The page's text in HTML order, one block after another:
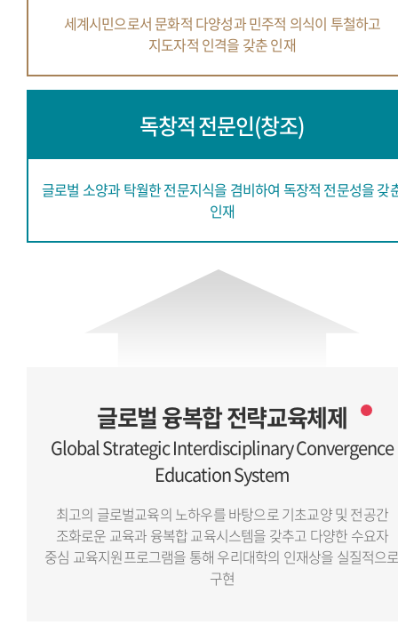
세계시민으로서 문화적 다양성과민주적 의식이 투철하고
지도자적 인격을 갖춘 인재
독창적 전문인(창조)
글로벌 소양과 탁월한 전문지식을 겸비하여 독장적 전문성을 갖
인재
글로벌 융복합 전략교육체제
Global Strategic Interdisciplinary Convergence
Education System
최고의 글로벌교육의 노하우를 바탕으로 기초교양 및 전공간
조화로운 교육과 융복합 교육시스템을 갖추고 다양한 수요자
중심 교육지원프로그램을 통해 우리대학의 인재상을 실질적으
구현